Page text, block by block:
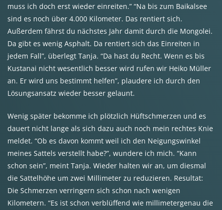
muss ich doch erst wieder einreiten.” “Na bis zum Baikalsee
sind es noch über 4.000 Kilometer. Das rentiert sich.
Außerdem fährst du nächstes Jahr damit durch die Mongolei.
Da gibt es wenig Asphalt. Da rentiert sich das Einreiten in
jedem Fall”, überlegt Tanja. “Da hast du Recht. Wenn es bis
Kustanai nicht wesentlich besser wird rufen wir Heiko Müller
an. Er wird uns bestimmt helfen”, plaudere ich durch den
Lösungsansatz wieder besser gelaunt.
Wenig später bekomme ich plötzlich Hüftschmerzen und es
dauert nicht lange als sich dazu auch noch mein rechtes Knie
meldet. “Ob es davon kommt weil ich den Neigungswinkel
meines Sattels verstellt habe?”, wundere ich mich. “Kann
schon sein”, meint Tanja. Wieder halten wir an, um diesmal
die Sattelhöhe um zwei Millimeter zu reduzieren. Resultat:
Die Schmerzen verringern sich schon nach wenigen
Kilometern. “Es ist schon verblüffend wie millimetergenau die